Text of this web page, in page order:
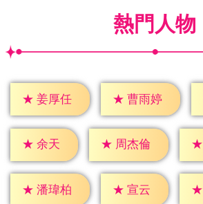
熱門人物
★ 姜厚任 ★ 曹雨婷
★ 余天 ★ 周杰倫 ★
★ 潘瑋柏 ★ 宣云 ★